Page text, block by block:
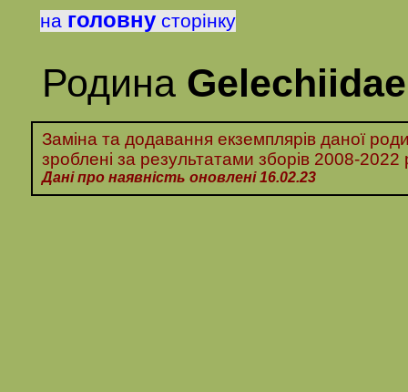
на головну сторінку
Родина Gelechiidae
Заміна та додавання екземплярів даної
зроблені за результатами зборів 2008-2022
Дані про наявність оновлені 16.02.23